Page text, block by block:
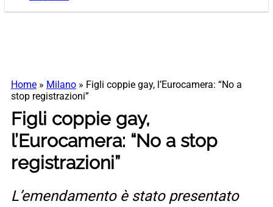
Home » Milano » Figli coppie gay, l’Eurocamera: “No a
stop registrazioni”
Figli coppie gay,
l’Eurocamera: “No a stop
registrazioni”
L’emendamento è stato presentato